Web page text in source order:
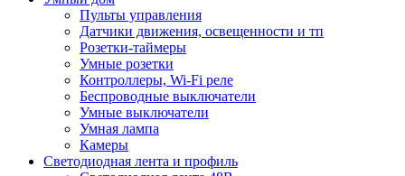
Пульты управления
Датчики движения, освещенности и тп
Розетки-таймеры
Умные розетки
Контроллеры, Wi-Fi реле
Беспроводные выключатели
Умные выключатели
Умная лампа
Камеры
Светодиодная лента и профиль